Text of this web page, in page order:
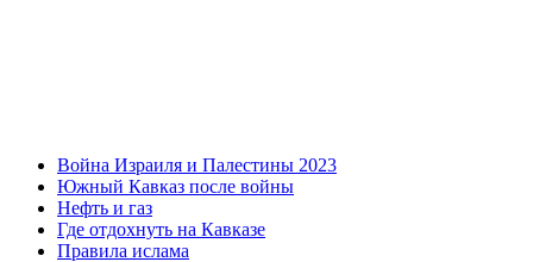
Война Израиля и Палестины 2023
Южный Кавказ после войны
Нефть и газ
Где отдохнуть на Кавказе
Правила ислама